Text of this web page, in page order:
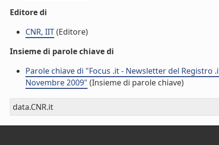
Editore di
CNR, IIT(Editore)
Insieme di parole chiave di
Parole chiave di "Focus .it - Newsletter del Registro
Novembre 2009" (Insieme di parole chiave)
data.CNR.it